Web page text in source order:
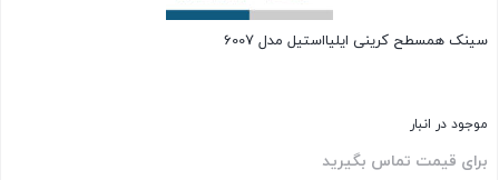
سینک همسطح کرینی ایلیااستیل مدل 6007
موجود در انبار
برای قیمت تماس بگیرید